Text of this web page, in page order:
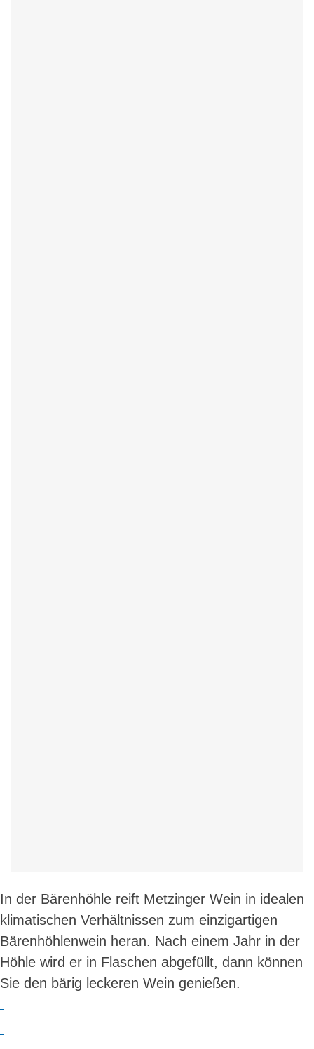
In der Bärenhöhle reift Metzinger Wein in idealen
klimatischen Verhältnissen zum einzigartigen
Bärenhöhlenwein heran. Nach einem Jahr in der
Höhle wird er in Flaschen abgefüllt, dann können
Sie den bärig leckeren Wein genießen.